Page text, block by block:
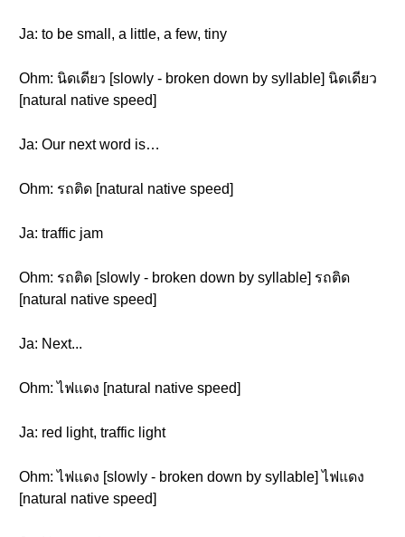
Ja: to be small, a little, a few, tiny
Ohm: นิดเดียว [slowly - broken down by syllable] นิดเดียว
[natural native speed]
Ja: Our next word is…
Ohm: รถติด [natural native speed]
Ja: traffic jam
Ohm: รถติด [slowly - broken down by syllable] รถติด
[natural native speed]
Ja: Next...
Ohm: ไฟแดง [natural native speed]
Ja: red light, traffic light
Ohm: ไฟแดง [slowly - broken down by syllable] ไฟแดง
[natural native speed]